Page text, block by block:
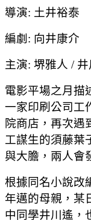
導演: 土井裕泰
編劇: 向井康介
主演: 堺雅人 /
電影平場之月描
一家印刷公司工
院商店，再次遇
工謀生的須藤葉
與大膽，兩人會
根據同名小說改
年邁的母親，某
中同學井川遙，